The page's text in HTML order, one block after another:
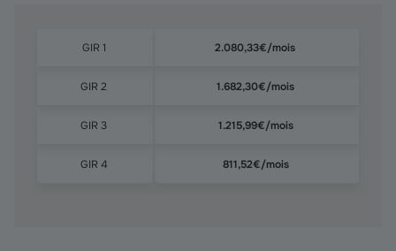
GIR 1 2.080,33€/mois
GIR 2 1.682,30€/mois
GIR 3 1.215,99€/mois
GIR 4 811,52€/mois